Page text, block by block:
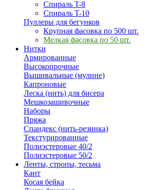
Спираль T-8
Спираль T-10
Пуллеры для бегунков
Крупная фасовка по 500 шт.
Мелкая фасовка по 50 шт.
Нитки
Армированные
Высокопрочные
Вышивальные (мулине)
Капроновые
Леска (нить) для бисера
Мешкозашивочные
Наборы
Пряжа
Спандекс (нить-резинка)
Текстурированные
Полиэстеровые 40/2
Полиэстеровые 50/2
Ленты, стропы, тесьма
Кант
Косая бейка